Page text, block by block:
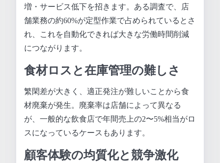
増・サービス低下を招きます。ある調査で、店
舗業務の約60%が定型作業で占められているとさ
れ、これを自動化できれば大きな労働時間削減
につながります。
食材ロスと在庫管理の難しさ
繁閑差が大きく、適正発注が難しいことから食
材廃棄が発生。廃棄率は店舗によって異なる
が、一般的な飲食店で年間売上の2〜5%相当がロ
スになっているケースもあります。
顧客体験の均質化と競争激化